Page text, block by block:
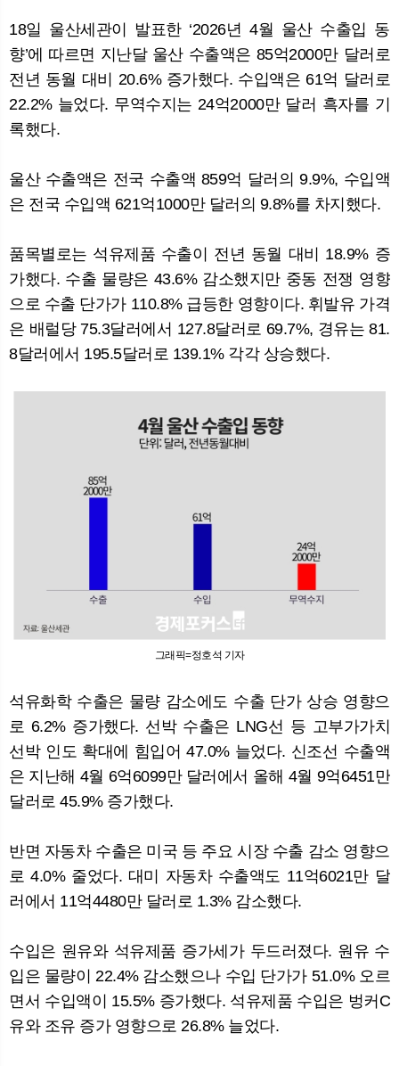
18일 울산세관이 발표한 ‘2026년 4월 울산 수출입 동
향’에 따르면 지난달 울산 수출액은 85억2000만 달러로
전년 동월 대비 20.6% 증가했다. 수입액은 61억 달러로
22.2% 늘었다. 무역수지는 24억2000만 달러 흑자를 기
록했다.
울산 수출액은 전국 수출액 859억 달러의 9.9%, 수입액
은 전국 수입액 621억1000만 달러의 9.8%를 차지했다.
품목별로는 석유제품 수출이 전년 동월 대비 18.9% 증
가했다. 수출 물량은 43.6% 감소했지만 중동 전쟁 영향
으로 수출 단가가 110.8% 급등한 영향이다. 휘발유 가격
은 배럴당 75.3달러에서 127.8달러로 69.7%, 경유는 81.
8달러에서 195.5달러로 139.1% 각각 상승했다.
그래픽=정호석 기자
석유화학 수출은 물량 감소에도 수출 단가 상승 영향으
로 6.2% 증가했다. 선박 수출은 LNG선 등 고부가가치
선박 인도 확대에 힘입어 47.0% 늘었다. 신조선 수출액
은 지난해 4월 6억6099만 달러에서 올해 4월 9억6451만
달러로 45.9% 증가했다.
반면 자동차 수출은 미국 등 주요 시장 수출 감소 영향으
로 4.0% 줄었다. 대미 자동차 수출액도 11억6021만 달
러에서 11억4480만 달러로 1.3% 감소했다.
수입은 원유와 석유제품 증가세가 두드러졌다. 원유 수
입은 물량이 22.4% 감소했으나 수입 단가가 51.0% 오르
면서 수입액이 15.5% 증가했다. 석유제품 수입은 벙커C
유와 조유 증가 영향으로 26.8% 늘었다.